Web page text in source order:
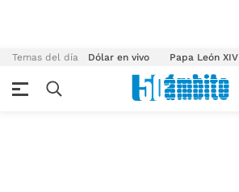
Temas del día Dólar en vivo Papa León XIV